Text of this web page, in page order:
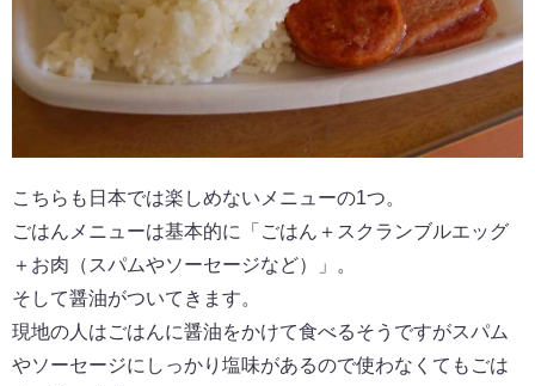
こちらも日本では楽しめないメニューの1つ。
ごはんメニューは基本的に「ごはん＋スクランブルエッグ
＋お肉（スパムやソーセージなど）」。
そして醤油がついてきます。
現地の人はごはんに醤油をかけて食べるそうですがスパム
やソーセージにしっかり塩味があるので使わなくてもごは